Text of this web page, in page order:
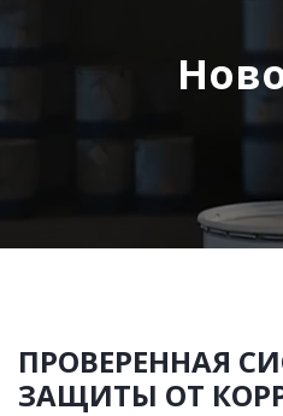
ПРОВЕРЕННАЯ
ЗАЩИТЫ ОТ